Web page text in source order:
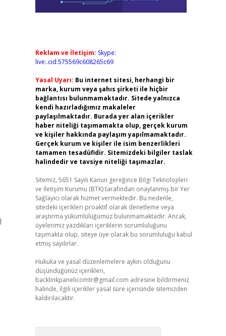
Reklam ve İletişim: Skype:
live:.cid.575569c608265c69
Yasal Uyarı: Bu internet sitesi, herhangi bir
marka, kurum veya şahıs şirketi ile hiçbir
bağlantısı bulunmamaktadır. Sitede yalnızca
kendi hazırladığımız makaleler
paylaşılmaktadır. Burada yer alan içerikler
haber niteliği taşımamakta olup, gerçek kurum
ve kişiler hakkında paylaşım yapılmamaktadır.
Gerçek kurum ve kişiler ile isim benzerlikleri
tamamen tesadüfidir. Sitemizdeki bilgiler taslak
halindedir ve tavsiye niteliği taşımazlar.
Sitemiz, 5651 Sayılı Kanun gereğince Bilgi Teknolojileri
ve İletişim Kurumu (BTK) tarafından onaylanmış bir Yer
Sağlayıcı olarak hizmet vermektedir. Bu nedenle,
sitedeki içerikleri proaktif olarak denetleme veya
araştırma yükümlülüğümüz bulunmamaktadır. Ancak,
üyelerimiz yazdıkları içeriklerin sorumluluğunu
taşımakta olup, siteye üye olarak bu sorumluluğu kabul
etmiş sayılırlar.
Hukuka ve yasal düzenlemelere aykırı olduğunu
düşündüğünüz içerikleri,
backlinkpanelicomtr@gmail.com adresine bildirmeniz
halinde, ilgili içerikler yasal süre içerisinde sitemizden
kaldırılacaktır.